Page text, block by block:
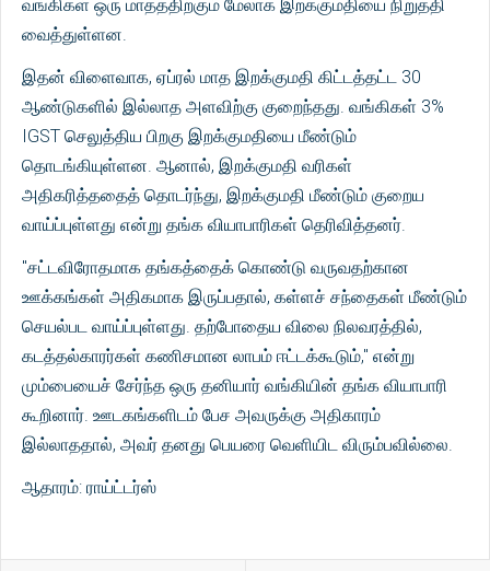
வங்கிகள் ஒரு மாதத்திற்கும் மேலாக இறக்குமதியை நிறுத்தி
வைத்துள்ளன.
இதன் விளைவாக, ஏப்ரல் மாத இறக்குமதி கிட்டத்தட்ட 30
ஆண்டுகளில் இல்லாத அளவிற்கு குறைந்தது. வங்கிகள் 3%
IGST செலுத்திய பிறகு இறக்குமதியை மீண்டும்
தொடங்கியுள்ளன. ஆனால், இறக்குமதி வரிகள்
அதிகரித்ததைத் தொடர்ந்து, இறக்குமதி மீண்டும் குறைய
வாய்ப்புள்ளது என்று தங்க வியாபாரிகள் தெரிவித்தனர்.
"சட்டவிரோதமாக தங்கத்தைக் கொண்டு வருவதற்கான
ஊக்கங்கள் அதிகமாக இருப்பதால், கள்ளச் சந்தைகள் மீண்டும்
செயல்பட வாய்ப்புள்ளது. தற்போதைய விலை நிலவரத்தில்,
கடத்தல்காரர்கள் கணிசமான லாபம் ஈட்டக்கூடும்," என்று
மும்பையைச் சேர்ந்த ஒரு தனியார் வங்கியின் தங்க வியாபாரி
கூறினார். ஊடகங்களிடம் பேச அவருக்கு அதிகாரம்
இல்லாததால், அவர் தனது பெயரை வெளியிட விரும்பவில்லை.
ஆதாரம்: ராய்ட்டர்ஸ்